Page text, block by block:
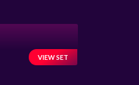
VIEW SET